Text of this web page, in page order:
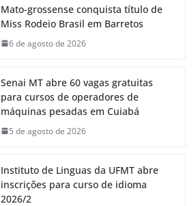
Mato-grossense conquista título de
Miss Rodeio Brasil em Barretos
6 de agosto de 2026
Senai MT abre 60 vagas gratuitas
para cursos de operadores de
máquinas pesadas em Cuiabá
5 de agosto de 2026
Instituto de Linguas da UFMT abre
inscrições para curso de idioma
2026/2